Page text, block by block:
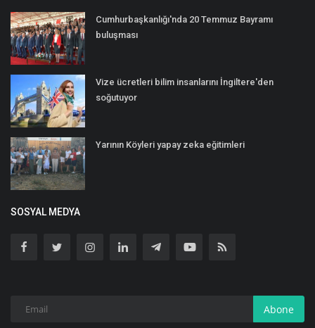
Cumhurbaşkanlığı'nda 20 Temmuz Bayramı
buluşması
Vize ücretleri bilim insanlarını İngiltere'den
soğutuyor
Yarının Köyleri yapay zeka eğitimleri
SOSYAL MEDYA
Abone